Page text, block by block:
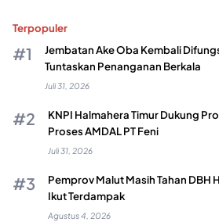
Terpopuler
Jembatan Ake Oba Kembali
Tuntaskan Penanganan Berkala
Juli 31, 2026
KNPI Halmahera Timur Dukung
Proses AMDAL PT Feni
Juli 31, 2026
Pemprov Malut Masih Tahan DBH
Ikut Terdampak
Agustus 4, 2026